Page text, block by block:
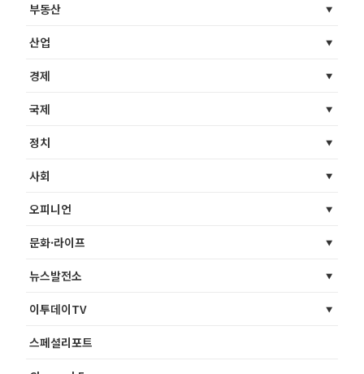
부동산
산업
경제
국제
정치
사회
오피니언
문화·라이프
뉴스발전소
이투데이TV
스페셜리포트